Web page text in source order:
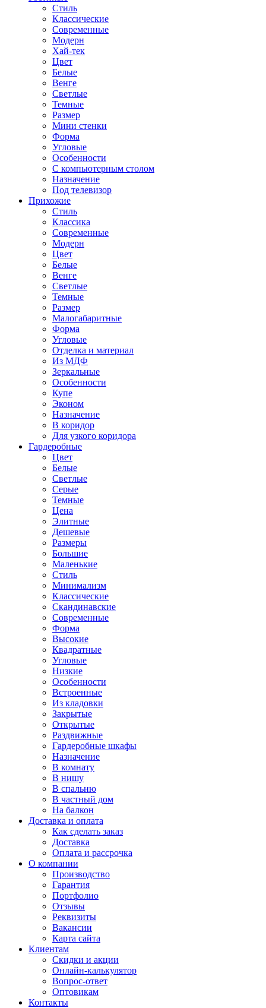
Стиль
Классические
Современные
Модерн
Хай-тек
Цвет
Белые
Венге
Светлые
Темные
Размер
Мини стенки
Форма
Угловые
Особенности
С компьютерным столом
Назначение
Под телевизор
Прихожие
Стиль
Классика
Современные
Модерн
Цвет
Белые
Венге
Светлые
Темные
Размер
Малогабаритные
Форма
Угловые
Отделка и материал
Из МДФ
Зеркальные
Особенности
Купе
Эконом
Назначение
В коридор
Для узкого коридора
Гардеробные
Цвет
Белые
Светлые
Серые
Темные
Цена
Элитные
Дешевые
Размеры
Большие
Маленькие
Стиль
Минимализм
Классические
Скандинавские
Современные
Форма
Высокие
Квадратные
Угловые
Низкие
Особенности
Встроенные
Из кладовки
Закрытые
Открытые
Раздвижные
Гардеробные шкафы
Назначение
В комнату
В нишу
В спальню
В частный дом
На балкон
Доставка и оплата
Как сделать заказ
Доставка
Оплата и рассрочка
О компании
Производство
Гарантия
Портфолио
Отзывы
Реквизиты
Вакансии
Карта сайта
Клиентам
Скидки и акции
Онлайн-калькулятор
Вопрос-ответ
Оптовикам
Контакты